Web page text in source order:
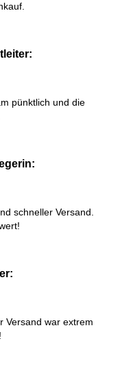
pünktlich und die
schneller Versand.
Versand war extrem